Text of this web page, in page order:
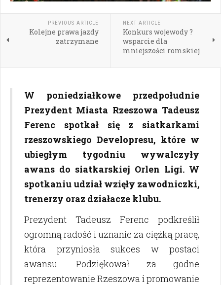
PREVIOUS ARTICLE
Kolejne prawa jazdy
zatrzymane
NEXT ARTICLE
Konkurs wojewody ?
wsparcie dla
mniejszości romskiej
W poniedziałkowe przedpołudnie
Prezydent Miasta Rzeszowa Tadeusz
Ferenc spotkał się z siatkarkami
rzeszowskiego Developresu, które w
ubiegłym tygodniu wywalczyły
awans do siatkarskiej Orlen Ligi. W
spotkaniu udział wzięły zawodniczki,
trenerzy oraz działacze klubu.
Prezydent Tadeusz Ferenc podkreślił
ogromną radość i uznanie za ciężką pracę,
która przyniosła sukces w postaci
awansu. Podziękował za godne
reprezentowanie Rzeszowa i promowanie